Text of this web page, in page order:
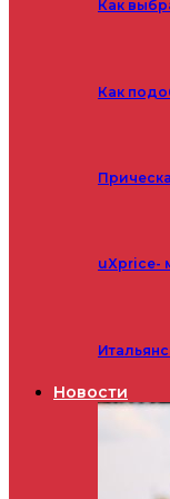
Как
Как
uXprice-
Новости